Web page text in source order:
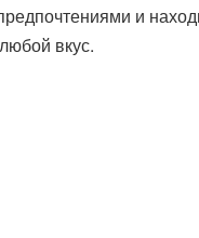
и
вкус.